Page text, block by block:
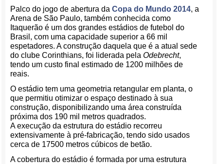
Palco do jogo de abertura daCopa do Mundo 2014, a
Arena de São Paulo, também conhecida como
Itaquerão é um dos grandes estádios de futebol do
Brasil, com uma capacidade superior a 66 mil
espetadores. A construção daquela que é a atual sede
do clube Corinthians, foi liderada pelaOdebrecht,
tendo um custo final estimado de 1200 milhões de
reais.
O estádio tem uma geometria retangular em planta, o
que permitiu otimizar o espaço destinado à sua
construção, disponibilizando uma área construída
próxima dos 190 mil metros quadrados.
A execução da estrutura do estádio recorreu
extensivamente à pré-fabricação, tendo sido usados
cerca de 17500 metros cúbicos de betão.
A cobertura do estádio é formada por uma estrutura